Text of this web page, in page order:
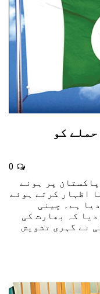
کو
پر ہونے
اظہار کرتے ہوئے
ہے۔ چینی
کہ بھارت کی
نے گہری تشویش